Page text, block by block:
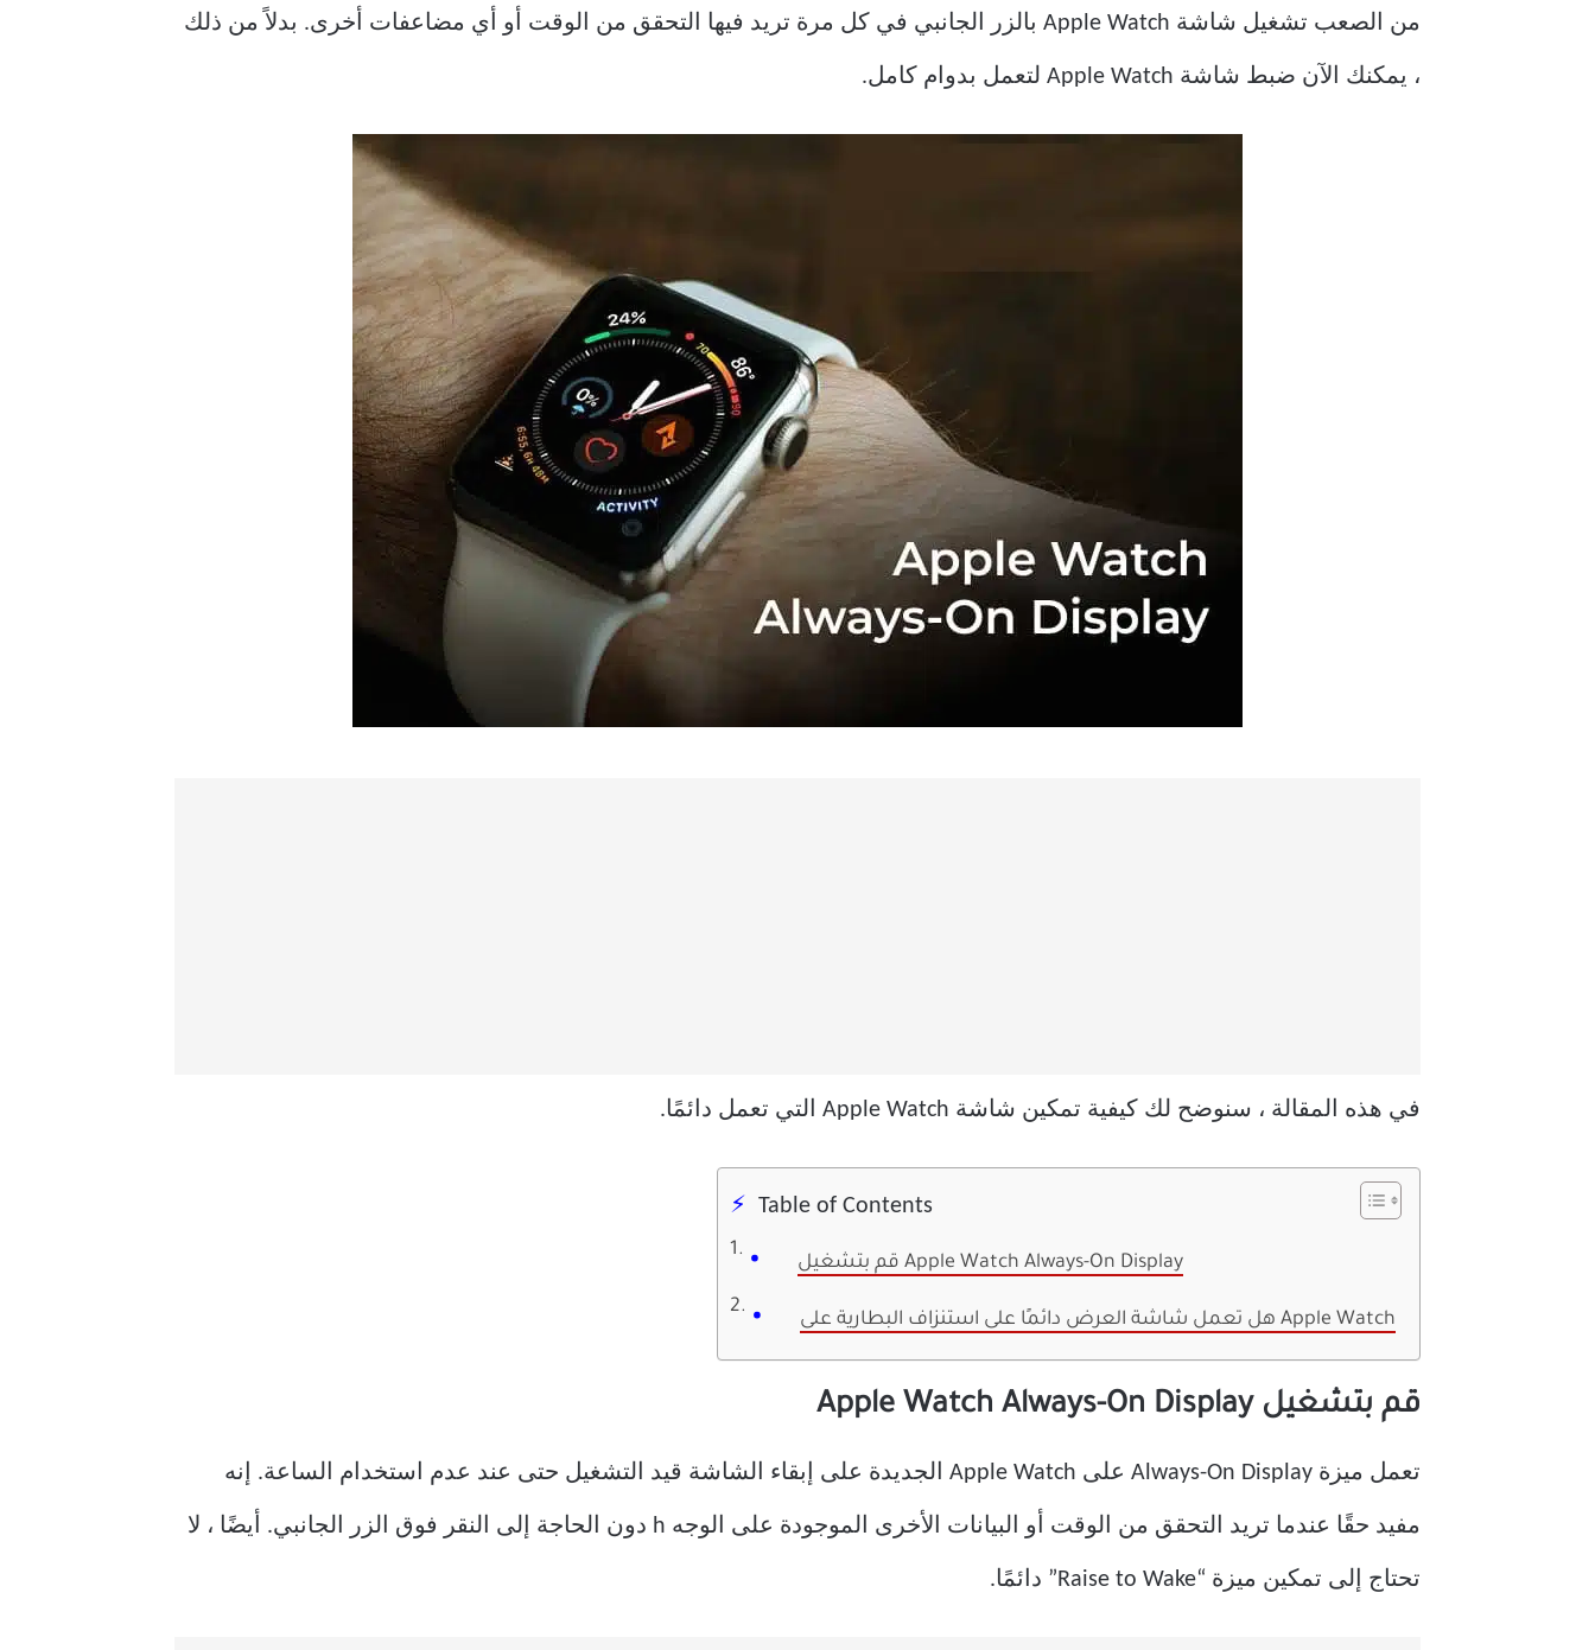
من الصعب تشغيل شاشة Apple Watch بالزر الجانبي في كل مرة تريد فيها التحقق من الوقت أو أي مضاعفات أخرى. بدلاً من ذلك
، يمكنك الآن ضبط شاشة Apple Watch لتعمل بدوام كامل.
في هذه المقالة ، سنوضح لك كيفية تمكين شاشة Apple Watch التي تعمل دائمًا.
Table of Contents
قم بتشغيل Apple Watch Always-On Display
هل تعمل شاشة العرض دائمًا على استنزاف البطارية على Apple Watch
قم بتشغيل Apple Watch Always-On Display
تعمل ميزة Always-On Display على Apple Watch الجديدة على إبقاء الشاشة قيد التشغيل حتى عند عدم استخدام الساعة. إنه
مفيد حقًا عندما تريد التحقق من الوقت أو البيانات الأخرى الموجودة على الوجه h دون الحاجة إلى النقر فوق الزر الجانبي. أيضًا ، لا
تحتاج إلى تمكين ميزة “Raise to Wake” دائمًا.